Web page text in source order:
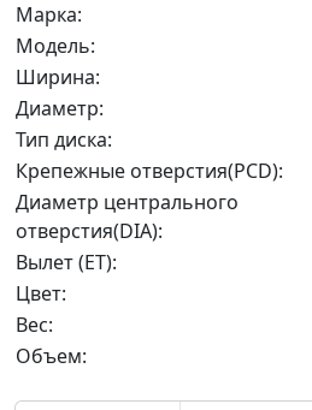
Марка:
Модель:
Ширина:
Диаметр:
Тип диска:
Крепежные отверстия(PCD):
Диаметр центрального
отверстия(DIA):
Вылет (ET):
Цвет:
Вес:
Объем: